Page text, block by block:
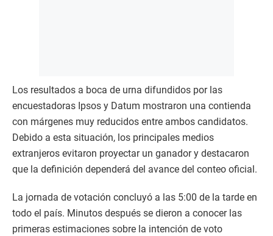
Los resultados a boca de urna difundidos por las
encuestadoras Ipsos y Datum mostraron una contienda
con márgenes muy reducidos entre ambos candidatos.
Debido a esta situación, los principales medios
extranjeros evitaron proyectar un ganador y destacaron
que la definición dependerá del avance del conteo oficial.
La jornada de votación concluyó a las 5:00 de la tarde en
todo el país. Minutos después se dieron a conocer las
primeras estimaciones sobre la intención de voto